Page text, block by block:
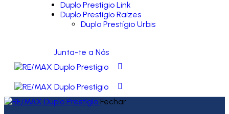
Duplo Prestígio Link
Duplo Prestígio Raízes
Duplo Prestígio Urbis
Junta-te a Nós
Fechar